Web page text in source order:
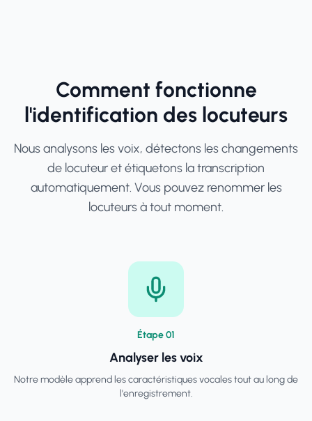
Comment fonctionne
l'identification des locuteurs
Nous analysons les voix, détectons les changements
de locuteur et étiquetons la transcription
automatiquement. Vous pouvez renommer les
locuteurs à tout moment.
Étape01
Analyser les voix
Notre modèle apprend les caractéristiques vocales tout au long de
l'enregistrement.